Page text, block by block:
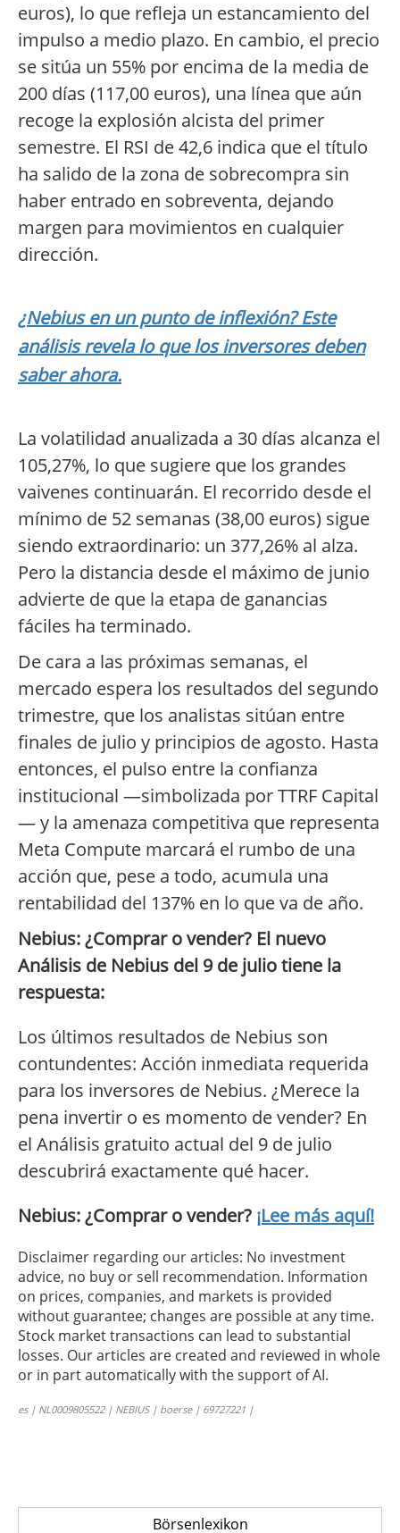
euros), lo que refleja un estancamiento del
impulso a medio plazo. En cambio, el precio
se sitúa un 55% por encima de la media de
200 días (117,00 euros), una línea que aún
recoge la explosión alcista del primer
semestre. El RSI de 42,6 indica que el título
ha salido de la zona de sobrecompra sin
haber entrado en sobreventa, dejando
margen para movimientos en cualquier
dirección.
¿Nebius en un punto de inflexión? Este
análisis revela lo que los inversores deben
saber ahora.
La volatilidad anualizada a 30 días alcanza el
105,27%, lo que sugiere que los grandes
vaivenes continuarán. El recorrido desde el
mínimo de 52 semanas (38,00 euros) sigue
siendo extraordinario: un 377,26% al alza.
Pero la distancia desde el máximo de junio
advierte de que la etapa de ganancias
fáciles ha terminado.
De cara a las próximas semanas, el
mercado espera los resultados del segundo
trimestre, que los analistas sitúan entre
finales de julio y principios de agosto. Hasta
entonces, el pulso entre la confianza
institucional —simbolizada por TTRF Capital
— y la amenaza competitiva que representa
Meta Compute marcará el rumbo de una
acción que, pese a todo, acumula una
rentabilidad del 137% en lo que va de año.
Nebius: ¿Comprar o vender? El nuevo
Análisis de Nebius del 9 de julio tiene la
respuesta:
Los últimos resultados de Nebius son
contundentes: Acción inmediata requerida
para los inversores de Nebius. ¿Merece la
pena invertir o es momento de vender? En
el Análisis gratuito actual del 9 de julio
descubrirá exactamente qué hacer.
Nebius: ¿Comprar o vender? ¡Lee más aquí!
Disclaimer regarding our articles: No investment
advice, no buy or sell recommendation. Information
on prices, companies, and markets is provided
without guarantee; changes are possible at any time.
Stock market transactions can lead to substantial
losses. Our articles are created and reviewed in whole
or in part automatically with the support of AI.
es | NL0009805522 | NEBIUS | boerse | 69727221 |
Börsenlexikon